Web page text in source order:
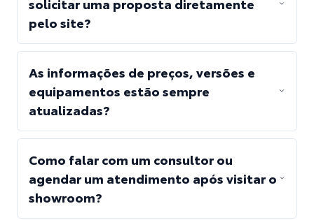
pelo site?
As informações de preços, versões e
equipamentos estão sempre
atualizadas?
Como falar com um consultor ou
agendar um atendimento após visitar o
showroom?